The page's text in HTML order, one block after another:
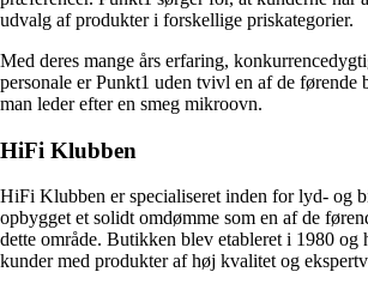
udvalg af produkter i forskellige priskategorier.
Med deres mange års erfaring,
personale er Punkt1 uden tvivl en af de førende
man leder efter en smeg mikroovn.
HiFi Klubben
HiFi Klubben er specialiseret inden for lyd- og
opbygget et solidt omdømme som en af de
dette område. Butikken blev etableret i 1980 og
kunder med produkter af høj kvalitet og